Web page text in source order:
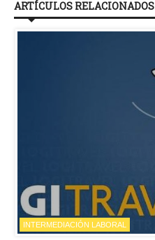
ARTÍCULOS RELACIONADOS
INTERMEDIACIÓN LABORAL